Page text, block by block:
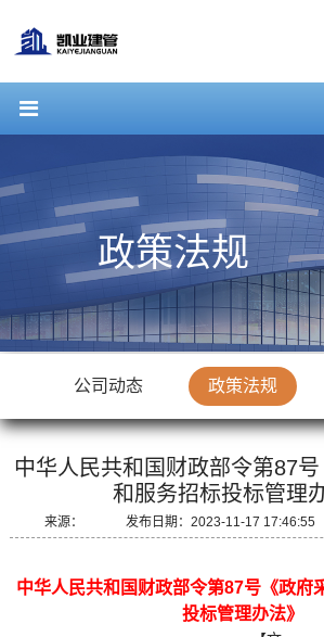
政策法规
公司动态 政策法规
中华人民共和国财政部令第87
和服务招标投标管理
来源： 发布日期：2023-11-17
中华人民共和国财政部令第87号《政府
投标管理办法》